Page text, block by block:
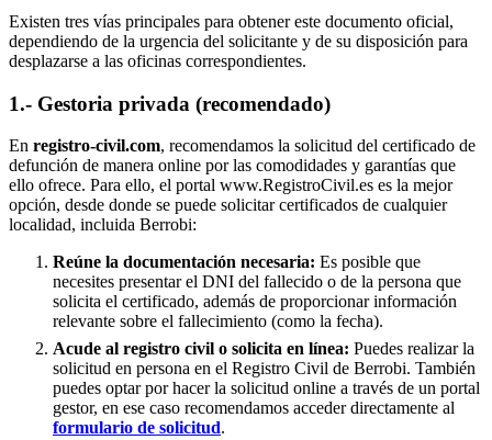
Existen tres vías principales para obtener este documento oficial,
dependiendo de la urgencia del solicitante y de su disposición para
desplazarse a las oficinas correspondientes.
1.- Gestoria privada (recomendado)
En registro-civil.com, recomendamos la solicitud del certificado de
defunción de manera online por las comodidades y garantías que
ello ofrece. Para ello, el portal www.RegistroCivil.es es la mejor
opción, desde donde se puede solicitar certificados de cualquier
localidad, incluida Berrobi:
Reúne la documentación necesaria: Es posible que
necesites presentar el DNI del fallecido o de la persona que
solicita el certificado, además de proporcionar información
relevante sobre el fallecimiento (como la fecha).
Acude al registro civil o solicita en línea: Puedes realizar la
solicitud en persona en el Registro Civil de Berrobi. También
puedes optar por hacer la solicitud online a través de un portal
gestor, en ese caso recomendamos acceder directamente al
formulario de solicitud.